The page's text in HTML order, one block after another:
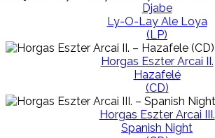
Djabe
Ly-O-Lay Ale Loya
(LP)
Horgas Eszter Arcai II.
Hazafelé
(CD)
Horgas Eszter Arcai III.
Spanish Night